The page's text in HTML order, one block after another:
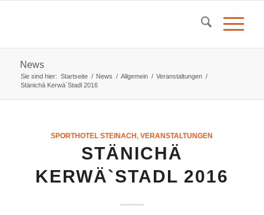
News
Sie sind hier: Startseite / News / Allgemein / Veranstaltungen /
Stänichä Kerwä`Stadl 2016
SPORTHOTEL STEINACH,VERANSTALTUNGEN
STÄNICHÄ
KERWÄ`STADL 2016